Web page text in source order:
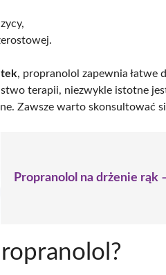
, propranolol zapewnia łatwe
terapii, niezwykle istotne
Zawsze warto skonsultować
Propranolol na drżenie rąk